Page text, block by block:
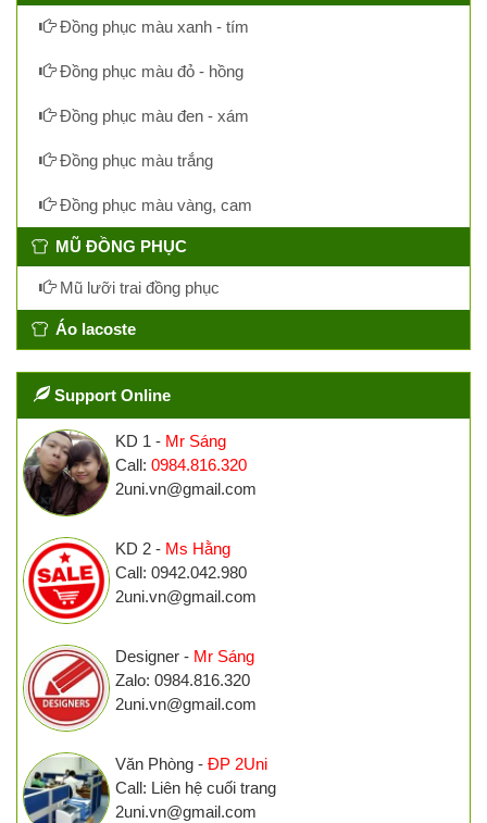
Đồng phục màu xanh - tím
Đồng phục màu đỏ - hồng
Đồng phục màu đen - xám
Đồng phục màu trắng
Đồng phục màu vàng, cam
MŨ ĐỒNG PHỤC
Mũ lưỡi trai đồng phục
Áo lacoste
Support Online
KD 1 - Mr Sáng
Call: 0984.816.320
2uni.vn@gmail.com
KD 2 - Ms Hằng
Call: 0942.042.980
2uni.vn@gmail.com
Designer - Mr Sáng
Zalo: 0984.816.320
2uni.vn@gmail.com
Văn Phòng - ĐP 2Uni
Call: Liên hệ cuối trang
2uni.vn@gmail.com